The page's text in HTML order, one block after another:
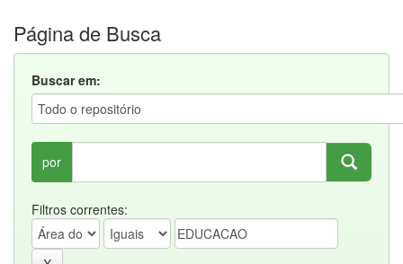
Página de Busca
Buscar em:
por
Filtros correntes: